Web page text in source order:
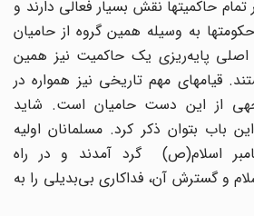
حاکمیتها نقش بسیار فعالی دارند و
به وسیله همین گروه از حامیان
پایه‌ریزی یک حاکمیت نیز همین
قیامهای مهم تاریخی نیز همواره در
از این دست حامیان است. شاید
باب بتوان ذکر کرد. مسلمانان اولیه
اسلام(ص) گرد آمدند و در راه
و گسترش آن، فداکاری بی‌بدیلی را به